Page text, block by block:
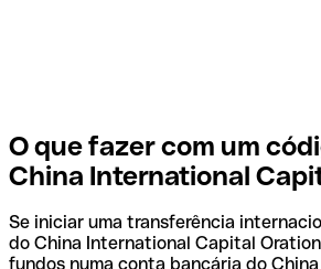
O que fazer com um
China International
Se iniciar uma transferência
do China International Capital
fundos numa conta bancária do